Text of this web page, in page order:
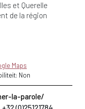
et Querelle
de la région
Maps
Non
la-parole/